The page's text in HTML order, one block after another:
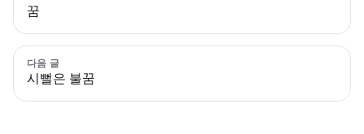
꿈
다음 글
시뻘은 불꿈